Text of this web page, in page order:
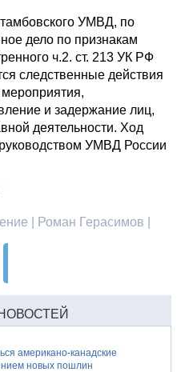
УМВД, по
дело по признакам
ч.2. ст. 213 УК РФ
следственные действия
и задержание лиц,
деятельности. Ход
УМВД России
| Роман Герасимов |
американо-канадские
новых пошлин